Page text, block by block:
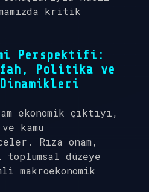
kritik
Perspektifi:
Politika ve
ekonomik çıktıyı,
kamu
Rıza onam,
düzeye
makroekonomik